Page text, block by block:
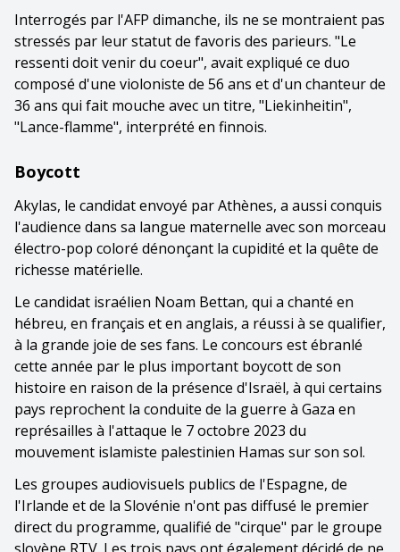
Interrogés par l'AFP dimanche, ils ne se montraient pas
stressés par leur statut de favoris des parieurs. "Le
ressenti doit venir du coeur", avait expliqué ce duo
composé d'une violoniste de 56 ans et d'un chanteur de
36 ans qui fait mouche avec un titre, "Liekinheitin",
"Lance-flamme", interprété en finnois.
Boycott
Akylas, le candidat envoyé par Athènes, a aussi conquis
l'audience dans sa langue maternelle avec son morceau
électro-pop coloré dénonçant la cupidité et la quête de
richesse matérielle.
Le candidat israélien Noam Bettan, qui a chanté en
hébreu, en français et en anglais, a réussi à se qualifier,
à la grande joie de ses fans. Le concours est ébranlé
cette année par le plus important boycott de son
histoire en raison de la présence d'Israël, à qui certains
pays reprochent la conduite de la guerre à Gaza en
représailles à l'attaque le 7 octobre 2023 du
mouvement islamiste palestinien Hamas sur son sol.
Les groupes audiovisuels publics de l'Espagne, de
l'Irlande et de la Slovénie n'ont pas diffusé le premier
direct du programme, qualifié de "cirque" par le groupe